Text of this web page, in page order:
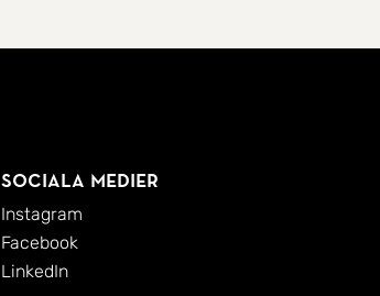
Sociala medier
Instagram
Facebook
LinkedIn